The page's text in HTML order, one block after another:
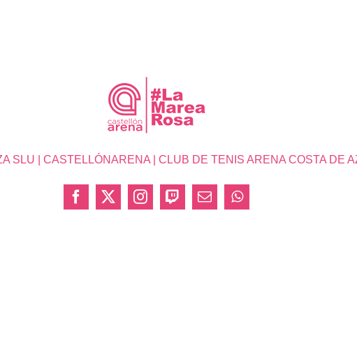
| CASTELLÓNARENA | CLUB DE TENIS ARENA COSTA DE
Facebook
X InstagramTwitchCorreoWhatsApp